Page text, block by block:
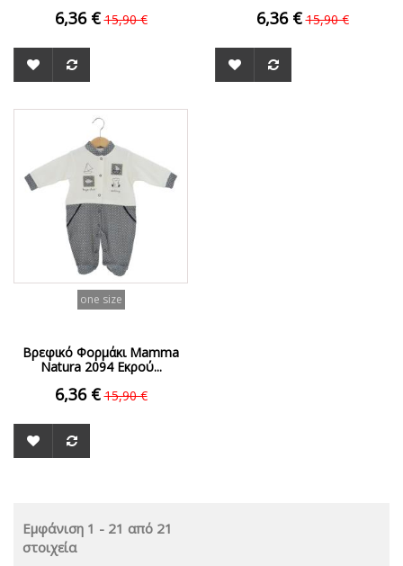
6,36 € 15,90 € 6,36 € 15,90 €
one size
Βρεφικό Φορμάκι Mamma
Natura 2094 Εκρού...
6,36 € 15,90 €
Εμφάνιση 1 - 21 από 21
στοιχεία